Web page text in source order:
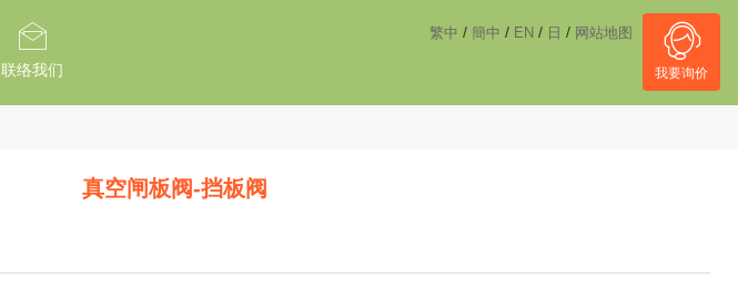
繁中 / 簡中 / EN / 日 / 网站地图
我要询价
联络我们
真空闸板阀-挡板阀